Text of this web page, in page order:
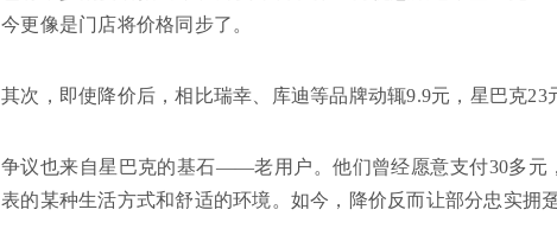
今更像是门店将价格同步了。
其次，即使降价后，相比瑞幸、库迪等品牌动辄9.9元，星巴克23
争议也来自星巴克的基石——老用户。他们曾经愿意支付30多元
表的某种生活方式和舒适的环境。如今，降价反而让部分忠实拥